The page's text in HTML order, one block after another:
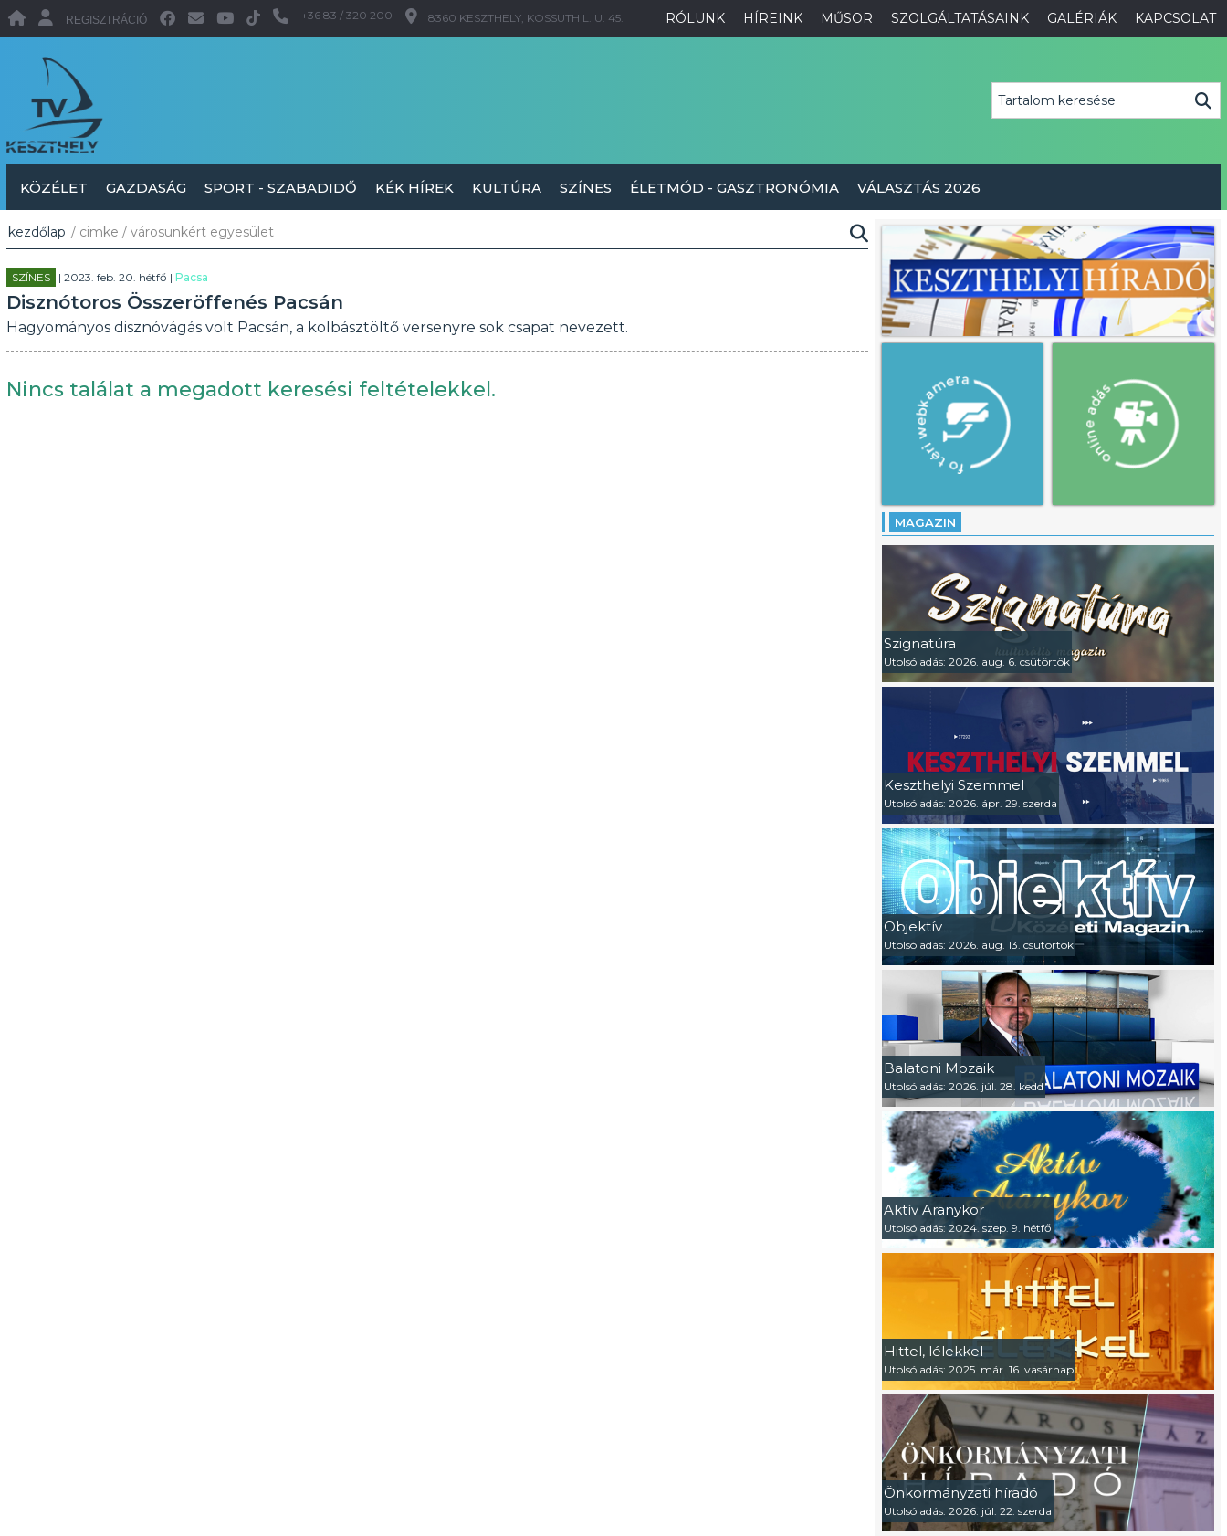
RÓLUNK HÍREINK MŰSOR SZOLGÁLTATÁSAINK GALÉRIÁK KAPCSOLAT
REGISZTRÁCIÓ +36 83 / 320 200 8360 KESZTHELY, KOSSUTH L. U. 45.
KÖZÉLET GAZDASÁG SPORT - SZABADIDŐ KÉK HÍREK KULTÚRA SZÍNES ÉLETMÓD - GASZTRONÓMIA VÁLASZTÁS 2026
kezdőlap / cimke / városunkért egyesület
SZÍNES | 2023. feb. 20. hétfő | Pacsa
Disznótoros Összeröffenés Pacsán
Hagyományos disznóvágás volt Pacsán, a kolbásztöltő versenyre sok csapat nevezett.
Nincs találat a megadott keresési feltételekkel.
MAGAZIN
Szignatúra
Utolsó adás: 2026. aug. 6. csütörtök
Keszthelyi Szemmel
Utolsó adás: 2026. ápr. 29. szerda
Objektív
Utolsó adás: 2026. aug. 13. csütörtök
Balatoni Mozaik
Utolsó adás: 2026. júl. 28. kedd
Aktív Aranykor
Utolsó adás: 2024. szep. 9. hétfő
Hittel, lélekkel
Utolsó adás: 2025. már. 16. vasárnap
Önkormányzati híradó
Utolsó adás: 2026. júl. 22. szerda